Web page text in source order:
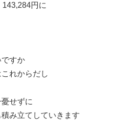
円に
ですか
れからだし
せずに
み立てしていきます